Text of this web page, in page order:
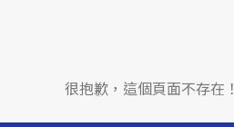
很抱歉，這個頁面不存在！